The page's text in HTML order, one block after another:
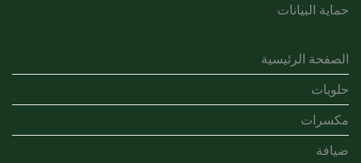
حماية البيانات
الصفحة الرئيسية
حلويات
مكسرات
ضيافة